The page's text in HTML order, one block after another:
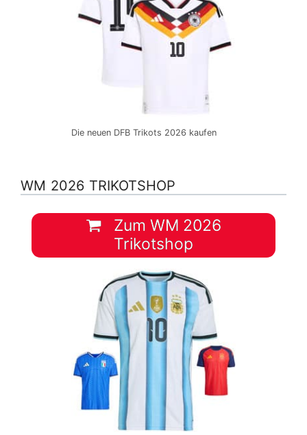
Die neuen DFB Trikots 2026 kaufen
WM 2026 TRIKOTSHOP
Zum WM 2026
Trikotshop